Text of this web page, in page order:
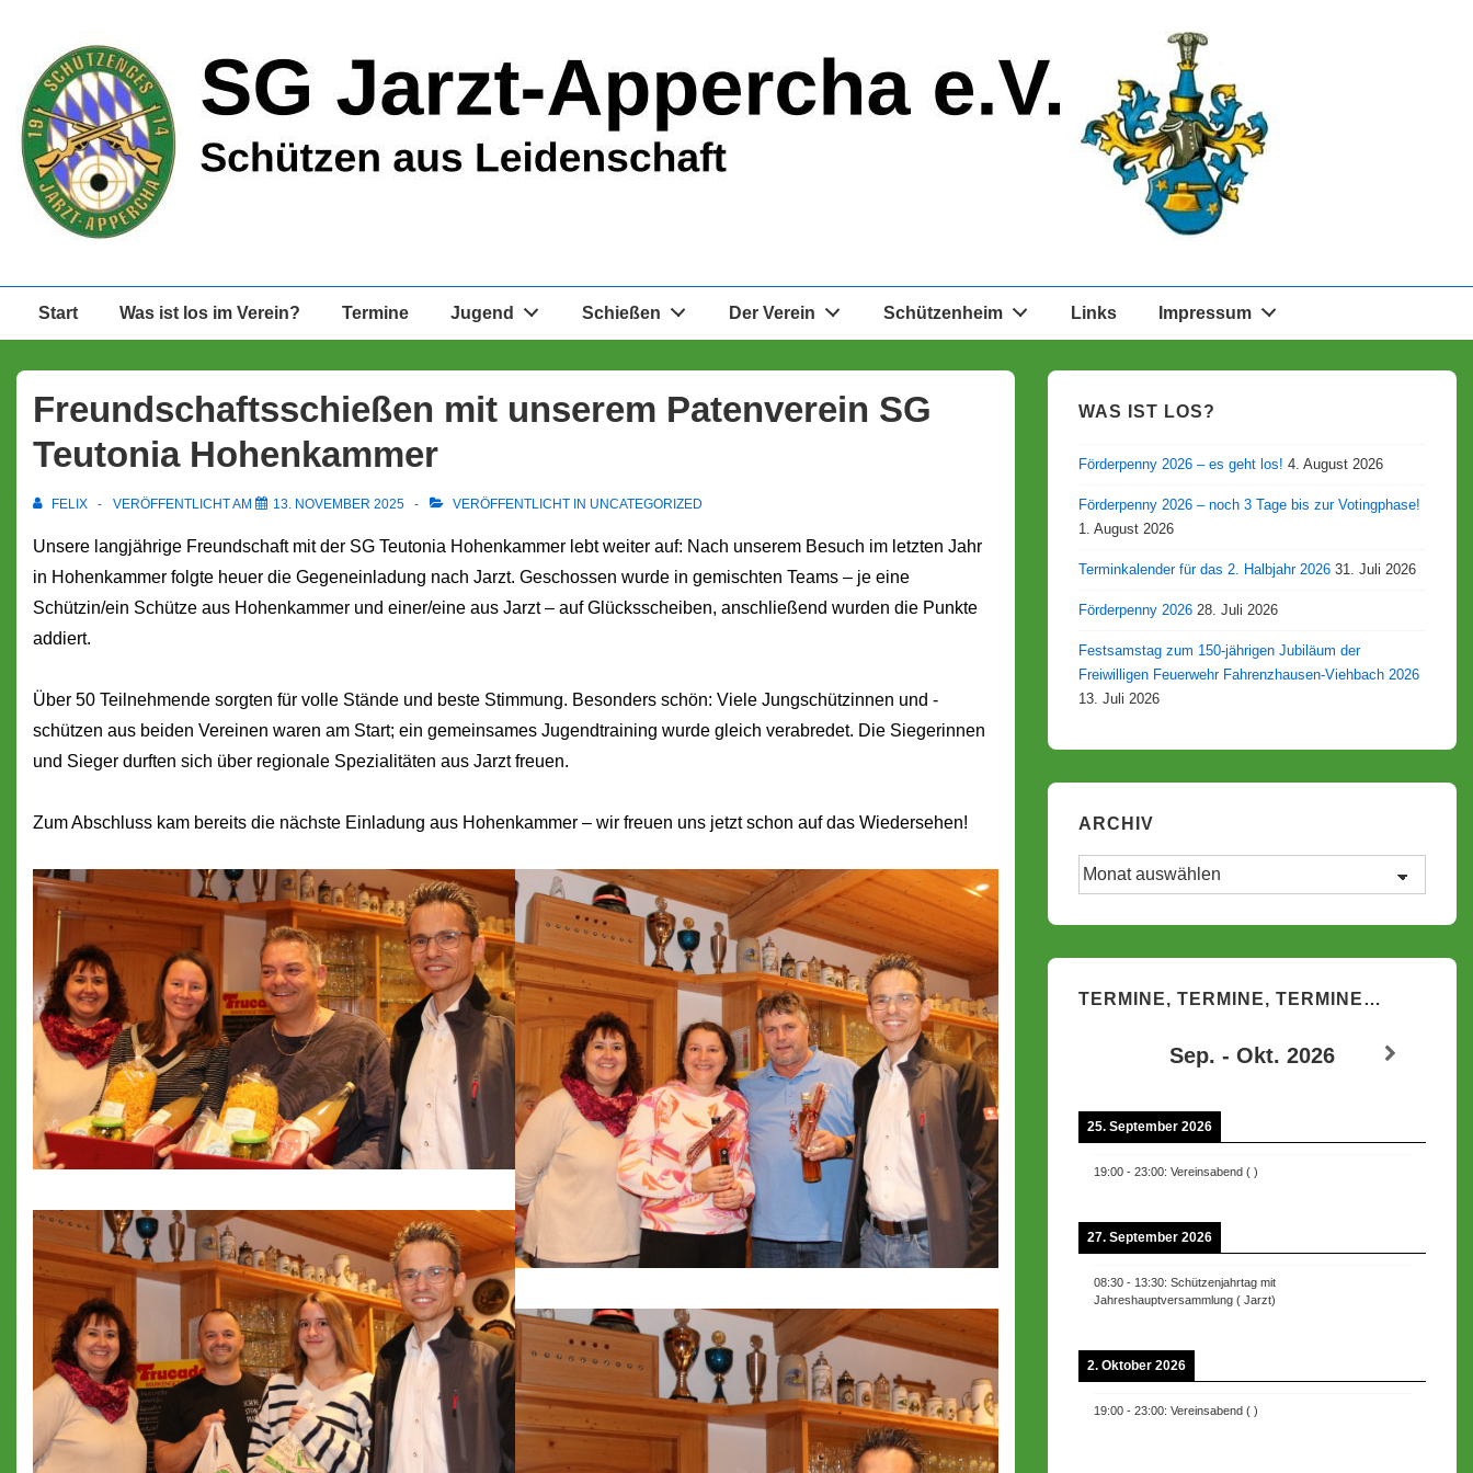
Inhalt
Hauptnavigation
Start Was ist los im Verein? Termine Jugend Schießen Der Verein Schützenheim Links Impressum
Freundschaftsschießen mit unserem Patenverein SG
Teutonia Hohenkammer
FELIX VERÖFFENTLICHT AM 13. NOVEMBER 2025 VERÖFFENTLICHT IN UNCATEGORIZED
Unsere langjährige Freundschaft mit der SG Teutonia Hohenkammer lebt weiter auf: Nach unserem Besuch im letzten Jahr
in Hohenkammer folgte heuer die Gegeneinladung nach Jarzt. Geschossen wurde in gemischten Teams – je eine
Schützin/ein Schütze aus Hohenkammer und einer/eine aus Jarzt – auf Glücksscheiben, anschließend wurden die Punkte
addiert.
Über 50 Teilnehmende sorgten für volle Stände und beste Stimmung. Besonders schön: Viele Jungschützinnen und -
schützen aus beiden Vereinen waren am Start; ein gemeinsames Jugendtraining wurde gleich verabredet. Die Siegerinnen
und Sieger durften sich über regionale Spezialitäten aus Jarzt freuen.
Zum Abschluss kam bereits die nächste Einladung aus Hohenkammer – wir freuen uns jetzt schon auf das Wiedersehen!
WAS IST LOS?
Förderpenny 2026 – es geht los! 4. August 2026
Förderpenny 2026 – noch 3 Tage bis zur Votingphase!
1. August 2026
Terminkalender für das 2. Halbjahr 2026 31. Juli 2026
Förderpenny 2026 28. Juli 2026
Festsamstag zum 150-jährigen Jubiläum der
Freiwilligen Feuerwehr Fahrenzhausen-Viehbach 2026
13. Juli 2026
ARCHIV
Archiv
TERMINE, TERMINE, TERMINE…
Sep. - Okt. 2026
25. September 2026
19:00- 23:00: Vereinsabend( )
27. September 2026
08:30- 13:30: Schützenjahrtag mit
Jahreshauptversammlung( Jarzt)
2. Oktober 2026
19:00- 23:00: Vereinsabend( )